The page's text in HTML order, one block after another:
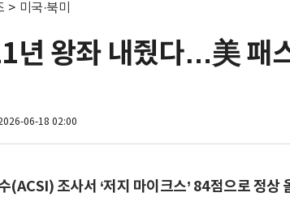
> 미국·북미
년 왕좌 내줬다…美 패
06-18 02:00
(ACSI) 조사서 ‘저지 마이크스’ 84점으로 정상